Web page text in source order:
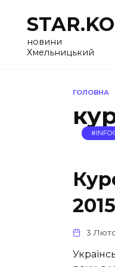
вмісту
новини
Хмельницький
ГОЛОВНА
3